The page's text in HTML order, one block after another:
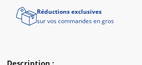
Description :
Réductions exclusives
sur vos commandes en gros